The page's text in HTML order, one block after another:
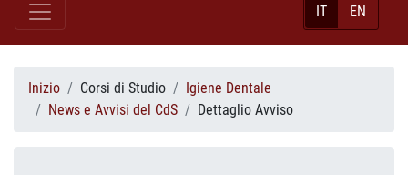
IT EN
Inizio Corsi di Studio
Igiene Dentale
News e Avvisi del CdS
Dettaglio Avviso